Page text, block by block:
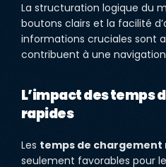
La structuration logique du
boutons clairs et la facilité
informations cruciales sont
contribuent à une
L’impact des temps
rapides
Les temps de chargement
seulement favorables pour le